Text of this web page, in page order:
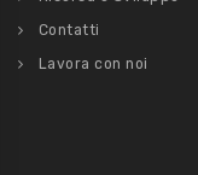
Contatti
Lavora con noi